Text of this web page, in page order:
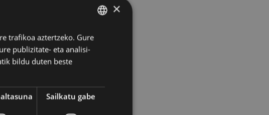
BASQUE
SPANISH
×
trafikoa aztertzeko. Gure
publizitate- eta analisi-
bildu duten beste
Sailkatu gabe